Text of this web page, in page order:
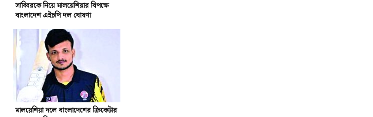
সাব্বিরকে নিয়ে মালয়েশিয়ার বিপক্ষে
বাংলাদেশ এইচপি দল ঘোষণা
মালয়েশিয়া দলে বাংলাদেশের ক্রিকেটার